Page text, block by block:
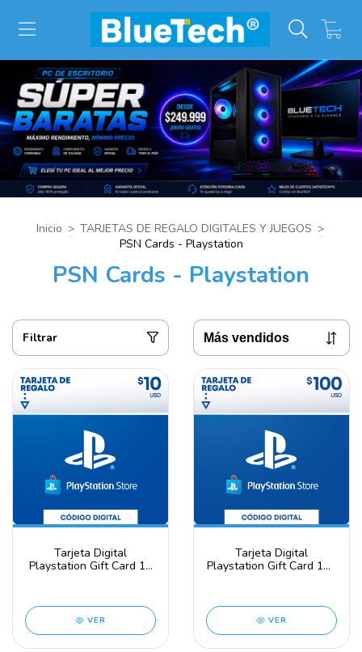
Inicio > TARJETAS DE REGALO DIGITALES Y JUEGOS >
PSN Cards - Playstation
PSN Cards - Playstation
Filtrar
Tarjeta Digital
Playstation Gift Card 10
VER
Tarjeta Digital
Playstation Gift Card 100
VER